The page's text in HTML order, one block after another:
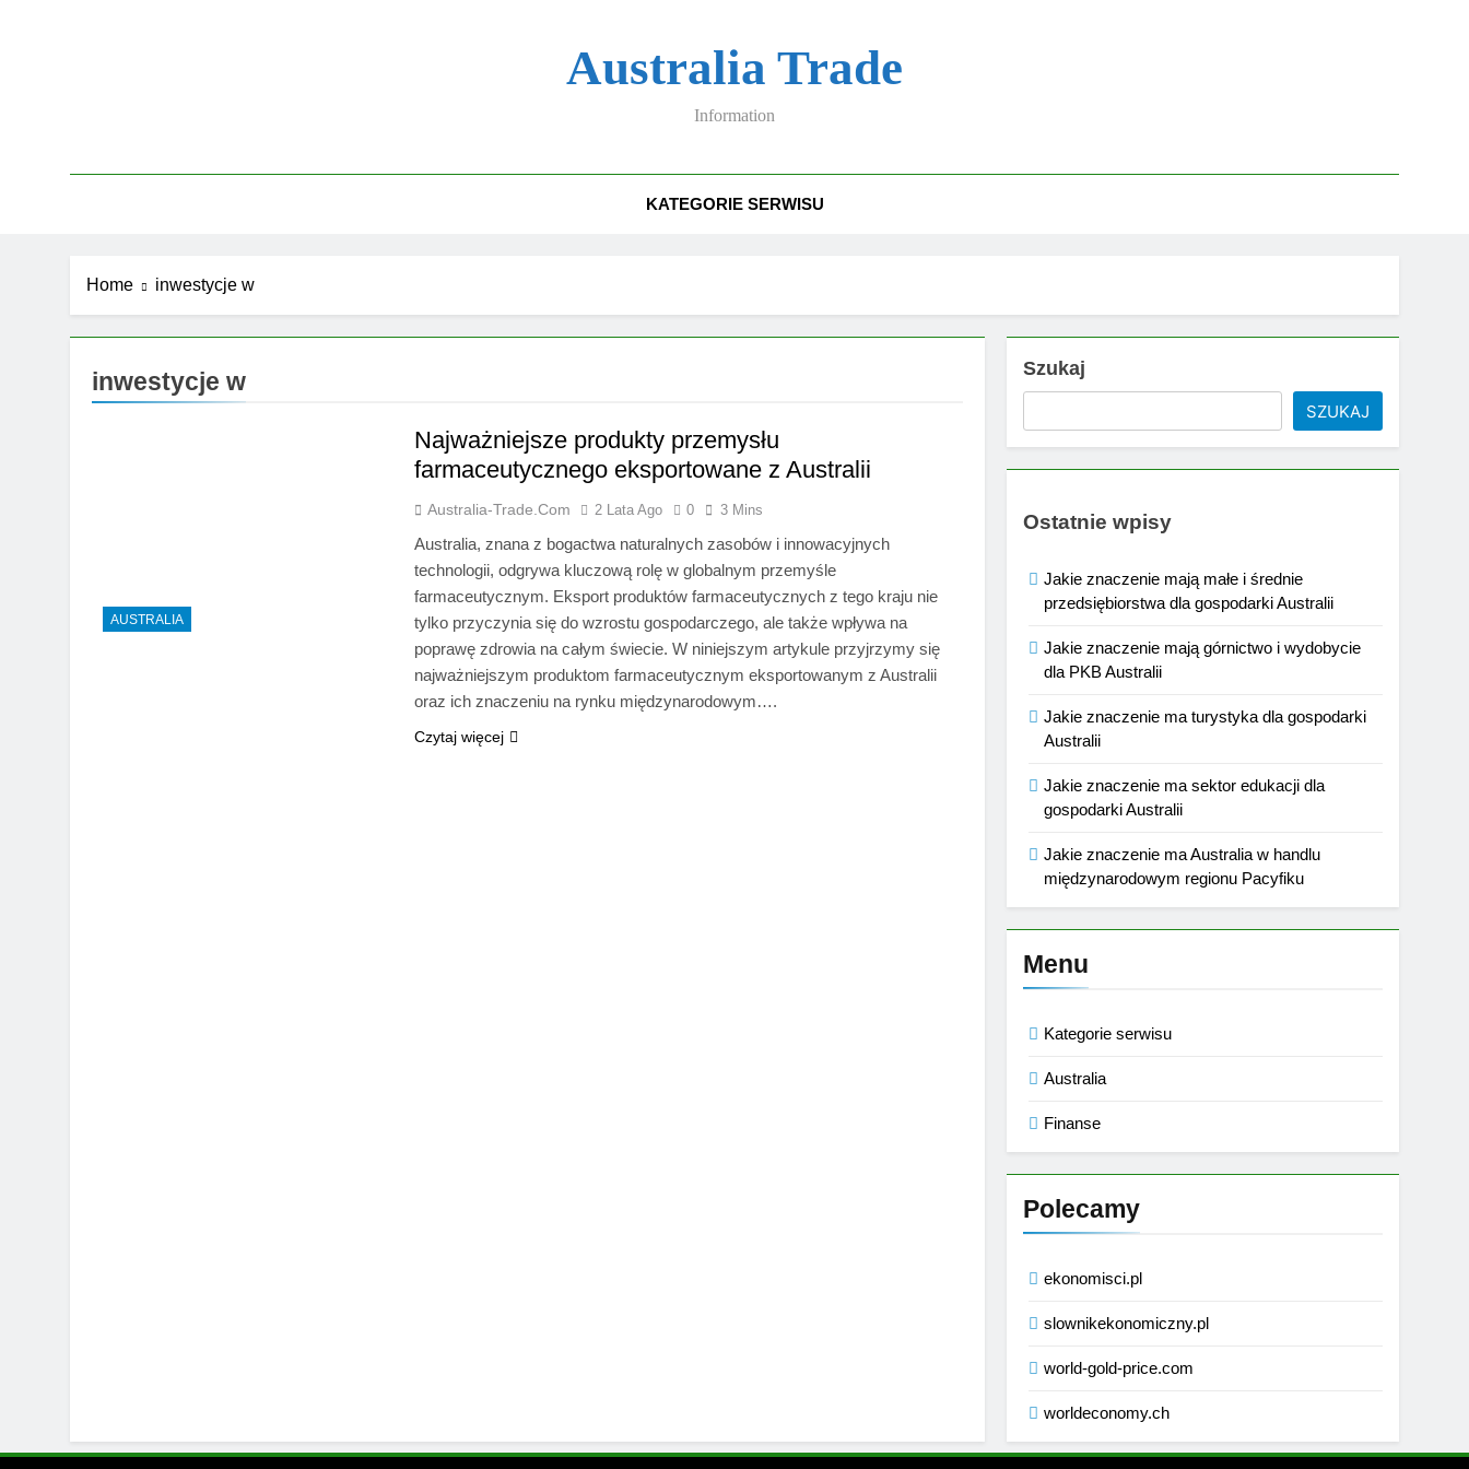
Australia Trade
Information
KATEGORIE SERWISU
Home inwestycje w
inwestycje w
AUSTRALIA
Najważniejsze produkty przemysłu
farmaceutycznego eksportowane z Australii
Australia-Trade.com 2 Lata Ago 0 3 Mins
Australia, znana z bogactwa naturalnych zasobów i innowacyjnych
technologii, odgrywa kluczową rolę w globalnym przemyśle
farmaceutycznym. Eksport produktów farmaceutycznych z tego kraju nie
tylko przyczynia się do wzrostu gospodarczego, ale także wpływa na
poprawę zdrowia na całym świecie. W niniejszym artykule przyjrzymy się
najważniejszym produktom farmaceutycznym eksportowanym z Australii
oraz ich znaczeniu na rynku międzynarodowym….
Czytaj więcej
Szukaj
SZUKAJ
Ostatnie wpisy
Jakie znaczenie mają małe i średnie
przedsiębiorstwa dla gospodarki Australii
Jakie znaczenie mają górnictwo i wydobycie
dla PKB Australii
Jakie znaczenie ma turystyka dla gospodarki
Australii
Jakie znaczenie ma sektor edukacji dla
gospodarki Australii
Jakie znaczenie ma Australia w handlu
międzynarodowym regionu Pacyfiku
Menu
Kategorie serwisu
Australia
Finanse
Polecamy
ekonomisci.pl
slownikekonomiczny.pl
world-gold-price.com
worldeconomy.ch